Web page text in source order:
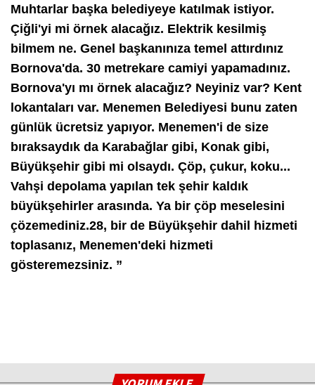
Muhtarlar başka belediyeye katılmak istiyor.
Çiğli'yi mi örnek alacağız. Elektrik kesilmiş
bilmem ne. Genel başkanınıza temel attırdınız
Bornova'da. 30 metrekare camiyi yapamadınız.
Bornova'yı mı örnek alacağız? Neyiniz var? Kent
lokantaları var. Menemen Belediyesi bunu zaten
günlük ücretsiz yapıyor. Menemen'i de size
bıraksaydık da Karabağlar gibi, Konak gibi,
Büyükşehir gibi mi olsaydı. Çöp, çukur, koku...
Vahşi depolama yapılan tek şehir kaldık
büyükşehirler arasında. Ya bir çöp meselesini
çözemediniz.28, bir de Büyükşehir dahil hizmeti
toplasanız, Menemen'deki hizmeti
gösteremezsiniz. ”